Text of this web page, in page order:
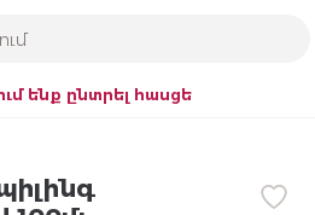
ենք ընտրել հասցե